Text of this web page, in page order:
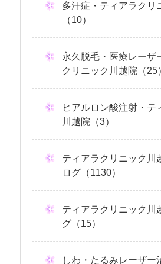
多汗症・ティアラクリ
（10）
永久脱毛・医療レーザ
クリニック川越院（25
ヒアルロン酸注射・テ
川越院（3）
ティアラクリニック川
ログ（1130）
ティアラクリニック川
グ（15）
しわ・たるみレーザー